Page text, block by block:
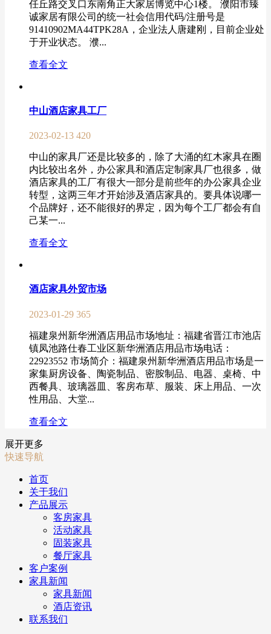
任丘路交叉口东南角正大家居博览中心1楼。 濮阳市臻
诚家居有限公司的统一社会信用代码/注册号是
91410902MA44TPK28A，企业法人唐建刚，目前企业处
于开业状态。 濮...
查看全文
中山酒店家具工厂
2023-02-13 420
中山的家具厂还是比较多的，除了大涌的红木家具在圈
内比较出名外，办公家具和酒店定制家具厂也很多，做
酒店家具的工厂有很大一部分是前些年的办公家具企业
转型，这两三年才开始涉及酒店家具的。要具体说哪一
个品牌好，还不能很好的界定，因为每个工厂都会有自
己某一...
查看全文
酒店家具外贸市场
2023-01-29 365
福建泉州新华洲酒店用品市场地址：福建省晋江市池店
镇凤池路仕春工业区新华洲酒店用品市场电话：
22923552 市场简介：福建泉州新华洲酒店用品市场是一
家集厨房设备、陶瓷制品、密胺制品、电器、桌椅、中
西餐具、玻璃器皿、客房布草、服装、床上用品、一次
性用品、大堂...
查看全文
展开更多
快速导航
首页
关于我们
产品展示
客房家具
活动家具
固装家具
餐厅家具
客户案例
家具新闻
家具新闻
酒店资讯
联系我们